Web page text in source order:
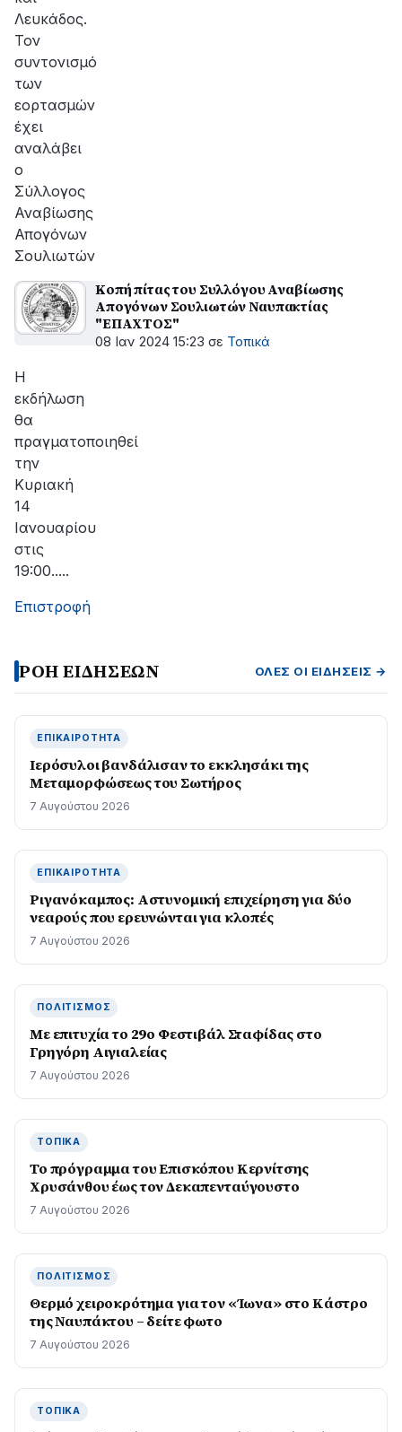
Λευκάδος.
Τον
συντονισμό
των
εορτασμών
έχει
αναλάβει
ο
Σύλλογος
Αναβίωσης
Απογόνων
Σουλιωτών
Κοπή πίτας του Συλλόγου Αναβίωσης
Απογόνων Σουλιωτών Ναυπακτίας
"ΕΠΑΧΤΟΣ"
08 Ιαν 2024 15:23 σε Τοπικά
Η
εκδήλωση
θα
πραγματοποιηθεί
την
Κυριακή
14
Ιανουαρίου
στις
19:00.....
Επιστροφή
ΡΟΗ ΕΙΔΗΣΕΩΝ ΌΛΕΣ ΟΙ ΕΙΔΉΣΕΙΣ →
ΕΠΙΚΑΙΡΌΤΗΤΑ
Ιερόσυλοι βανδάλισαν το εκκλησάκι της
Μεταμορφώσεως του Σωτήρος
7 Αυγούστου 2026
ΕΠΙΚΑΙΡΌΤΗΤΑ
Ριγανόκαμπος: Αστυνομική επιχείρηση για δύο
νεαρούς που ερευνώνται για κλοπές
7 Αυγούστου 2026
ΠΟΛΙΤΙΣΜΌΣ
Με επιτυχία το 29ο Φεστιβάλ Σταφίδας στο
Γρηγόρη Aιγιαλείας
7 Αυγούστου 2026
ΤΟΠΙΚΆ
Το πρόγραμμα του Επισκόπου Κερνίτσης
Χρυσάνθου έως τον Δεκαπενταύγουστο
7 Αυγούστου 2026
ΠΟΛΙΤΙΣΜΌΣ
Θερμό χειροκρότημα για τον «Ίωνα» στο Κάστρο
της Ναυπάκτου – δείτε φωτο
7 Αυγούστου 2026
ΤΟΠΙΚΆ